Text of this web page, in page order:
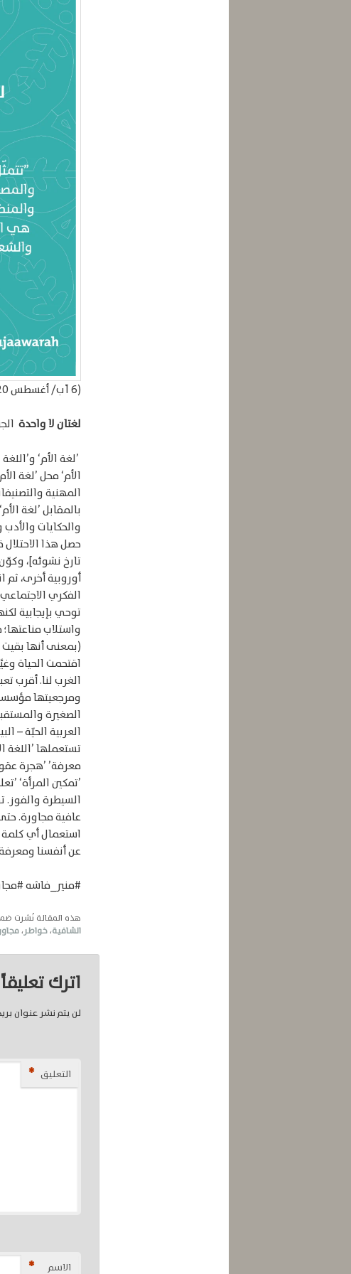
(6 آب/ أغسطس 2020)
لغتان لا واحدة
’لغة الأم‘
الأم‘ محل ’لغة
المهنية
بالمقابل ’لغة
والحكايات والأدب
تارخ نشوئه]،
أوروبية أخرى، ثم
الفكري
توحي بإيجابية
واستلاب
(بمعنى أنها بقيت
اقتحمت الحياة
الغرب لنا. أقرب
ومرجعيتها
الصغيرة
العربية الحيّة –
تستعملها ’اللغة
معرفة’ ’هجرة
’تمكين المرأة‘
السيطرة والفوز.
عافية مجاورة.
استعمال أي
عن أنفسنا
#منير_فاشه
هذه المقالة نُشرت
الشافية،خواطر،
اترك تعليقاً
لن يتم نشر عنوان
التعليق *
الاسم *